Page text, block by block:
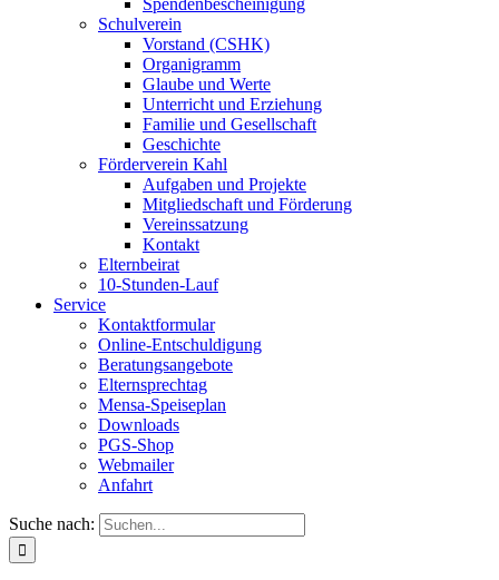
Spendenbescheinigung
Schulverein
Vorstand (CSHK)
Organigramm
Glaube und Werte
Unterricht und Erziehung
Familie und Gesellschaft
Geschichte
Förderverein Kahl
Aufgaben und Projekte
Mitgliedschaft und Förderung
Vereinssatzung
Kontakt
Elternbeirat
10-Stunden-Lauf
Service
Kontaktformular
Online-Entschuldigung
Beratungsangebote
Elternsprechtag
Mensa-Speiseplan
Downloads
PGS-Shop
Webmailer
Anfahrt
Suche nach: